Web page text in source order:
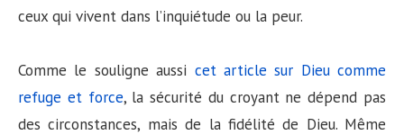
ceux qui vivent dans l’inquiétude ou la peur.
Comme le souligne aussi cet article sur Dieu comme
refuge et force, la sécurité du croyant ne dépend pas
des circonstances, mais de la fidélité de Dieu. Même